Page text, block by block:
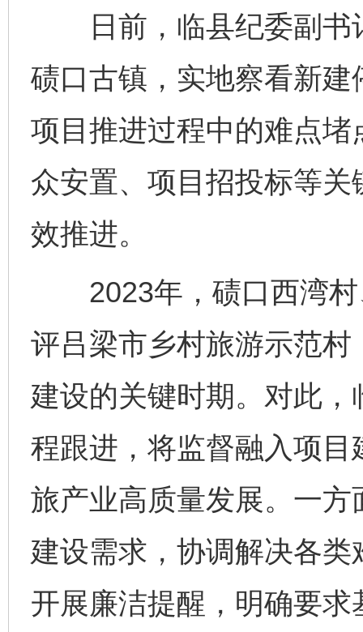
日前，临县纪委副书
碛口古镇，实地察看新
项目推进过程中的难点
众安置、项目招投标等
效推进。
2023年，碛口西湾村
评吕梁市乡村旅游示范
建设的关键时期。对此
程跟进，将监督融入项
旅产业高质量发展。一
建设需求，协调解决各
开展廉洁提醒，明确要